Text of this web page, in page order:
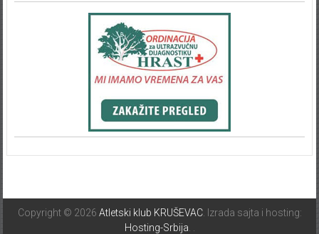
Copyright © 2026 Atletski klub KRUŠEVAC. Izrada sajta i hosting:
Hosting-Srbija. .